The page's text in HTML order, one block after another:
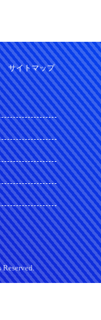
サイトマップ